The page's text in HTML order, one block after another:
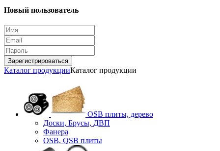
Новый пользователь
Зарегистрироваться
Каталог продукцииКаталог продукции
OSB плиты, дерево
Доски, Брусы, ДВП
Фанера
OSB, QSB плиты